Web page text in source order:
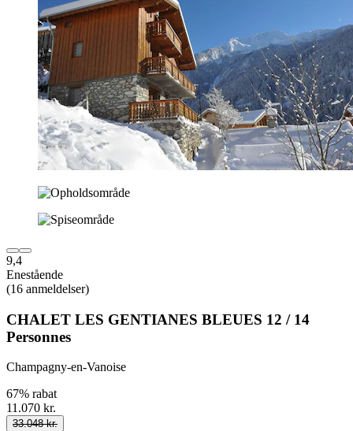
9,4
Enestående
(16 anmeldelser)
CHALET LES GENTIANES BLEUES 12 / 14
Personnes
Champagny-en-Vanoise
67% rabat
11.070 kr.
33.048 kr.